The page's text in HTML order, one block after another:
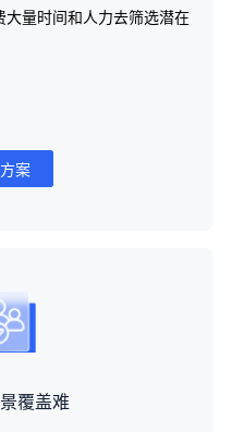
量时间和人力去筛选潜在
案
覆盖难